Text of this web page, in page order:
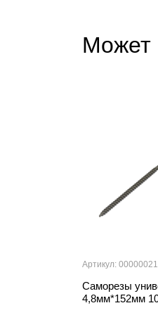
Может
Артикул:
Саморезы
4,8мм*152мм